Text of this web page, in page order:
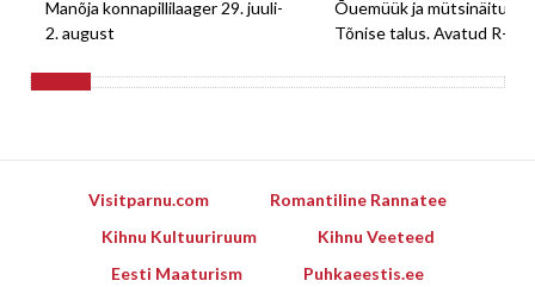
Manõja konnapillilaager 29. juuli-
2. august
Õuemüük ja mütsinäitus
Tõnise talus. Avatud R-E
Visitparnu.com
Romantiline Rannatee
Kihnu Kultuuriruum
Kihnu Veeteed
Eesti Maaturism
Puhkaeestis.ee